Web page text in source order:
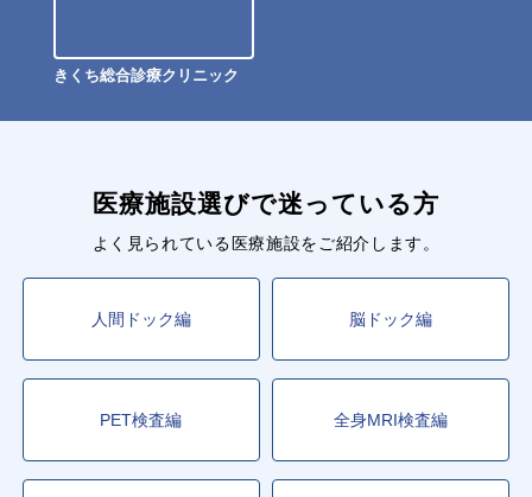
きくち総合診療クリニック
医療施設選びで迷っている方
よく見られている医療施設をご紹介します。
人間ドック編 脳ドック編
PET検査編 全身MRI検査編